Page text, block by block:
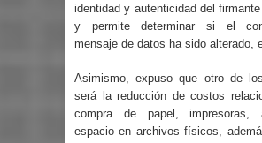
identidad y autenticidad del firmante
y permite determinar si el
mensaje de datos ha sido alterado,
Asimismo, expuso que otro de
será la reducción de costos
compra de papel, impresoras,
espacio en archivos físicos,